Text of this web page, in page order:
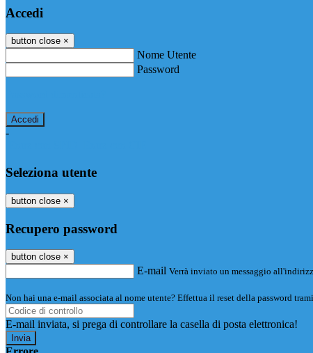
Accedi
button close ×
Nome Utente
Password
-
Seleziona utente
button close ×
Recupero password
button close ×
E-mail Verrà inviato un messaggio
Non hai una e-mail associata al nome utente? Effettua il reset della password
E-mail inviata, si prega di controllare la casella di posta elettronica!